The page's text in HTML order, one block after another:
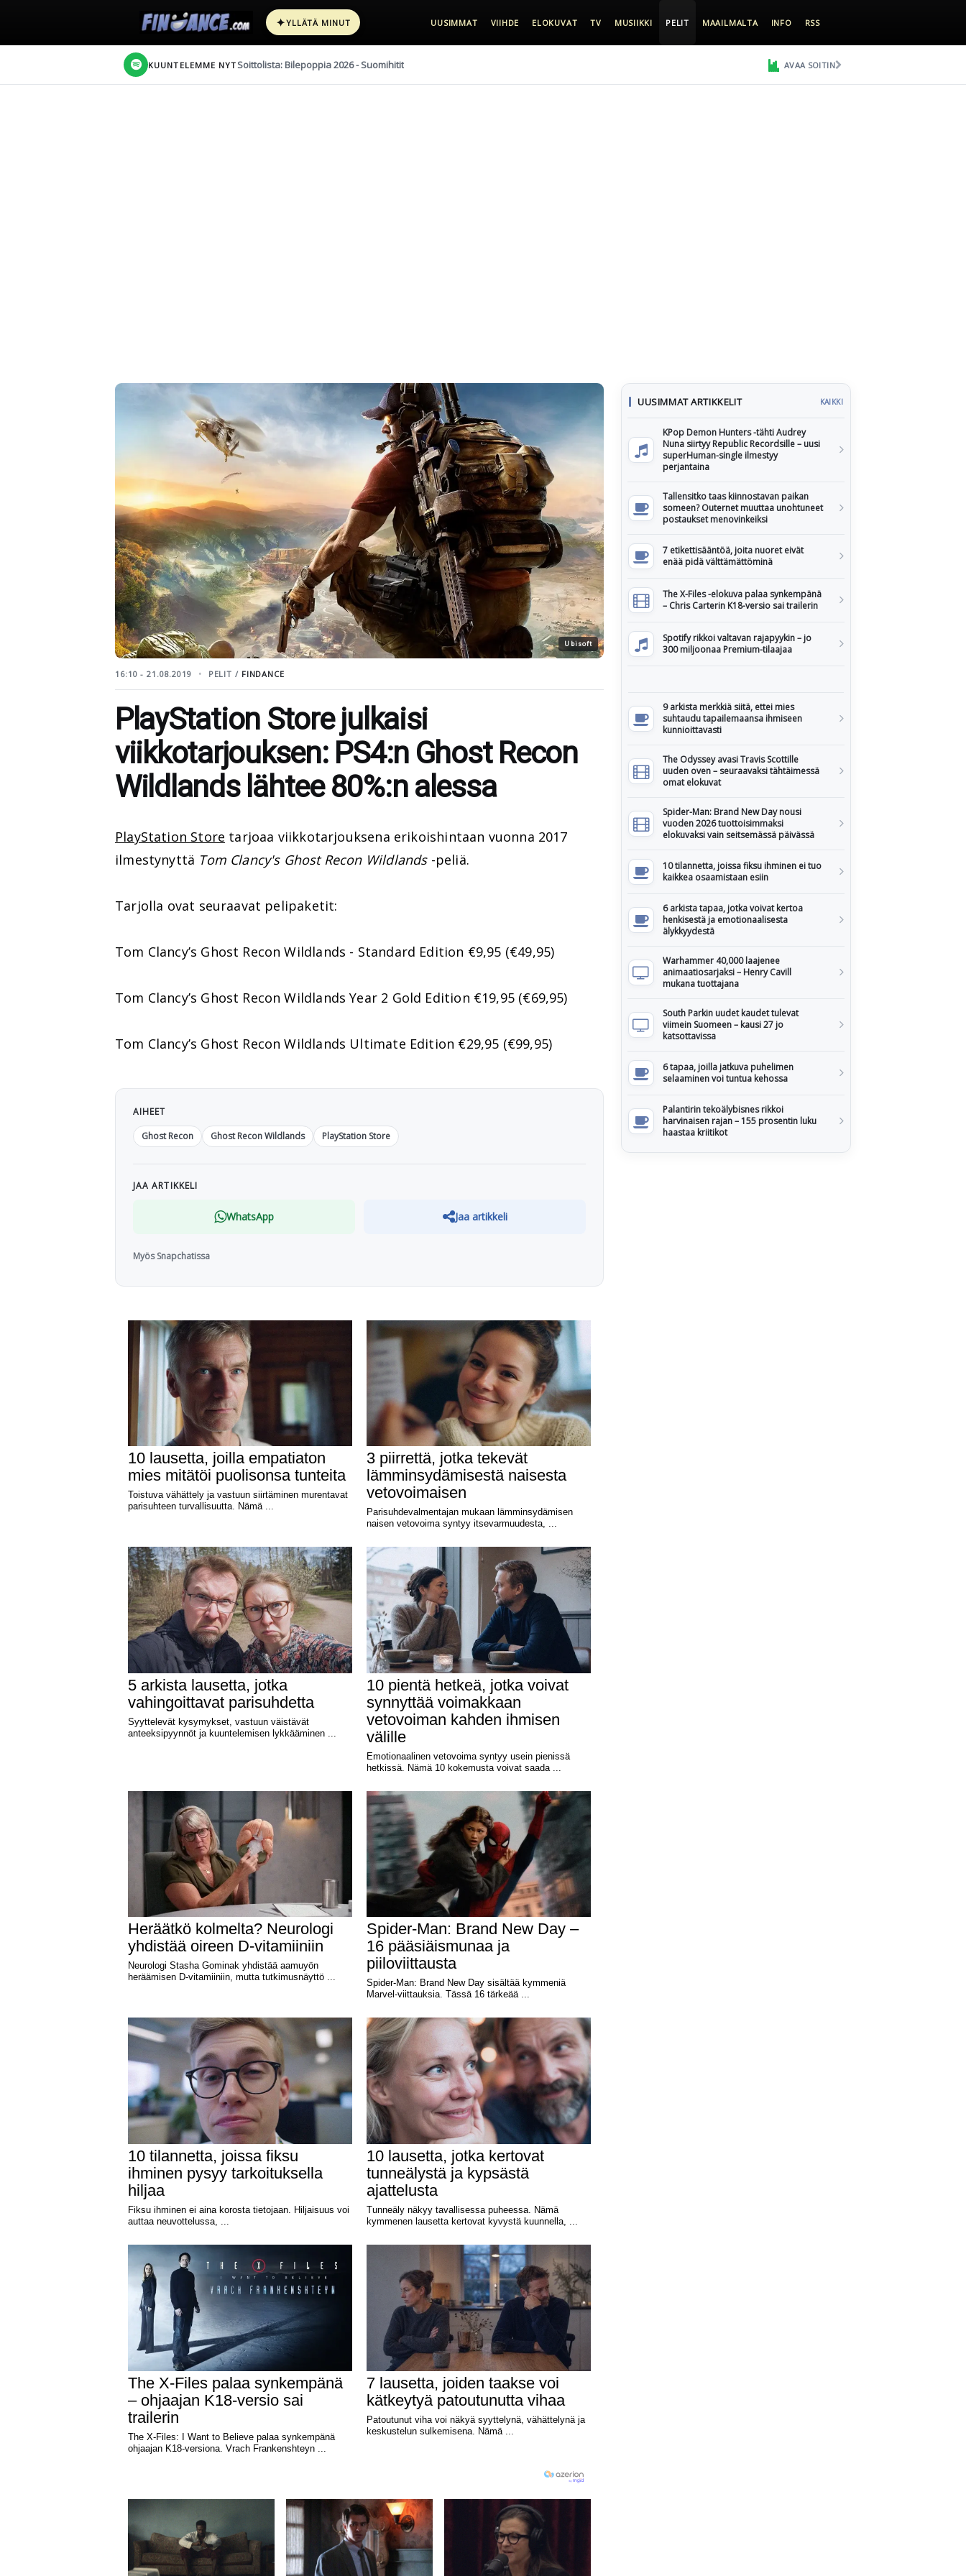
✦YLLÄTÄ MINUT UUSIMMAT VIIHDE ELOKUVAT TV MUSIIKKI PELIT MAAILMALTA INFO RSS
KUUNTELEMME NYT Soittolista: Bilepoppia 2026 - Suomihitit AVAA SOITIN
Ubisoft
16:10 - 21.08.2019 PELIT / FINDANCE
PlayStation Store julkaisi
viikkotarjouksen: PS4:n Ghost Recon
Wildlands lähtee 80%:n alessa
PlayStation Store tarjoaa viikkotarjouksena erikoishintaan vuonna 2017
ilmestynyttä Tom Clancy's Ghost Recon Wildlands-peliä.
Tarjolla ovat seuraavat pelipaketit:
Tom Clancy’s Ghost Recon Wildlands - Standard Edition €9,95 (€49,95)
Tom Clancy’s Ghost Recon Wildlands Year 2 Gold Edition €19,95 (€69,95)
Tom Clancy’s Ghost Recon Wildlands Ultimate Edition €29,95 (€99,95)
AIHEET
Ghost Recon
Ghost Recon Wildlands PlayStation Store
JAA ARTIKKELI
WhatsApp Jaa artikkeli
Myös Snapchatissa
UUSIMMAT ARTIKKELIT KAIKKI
KPop Demon Hunters -tähti Audrey
Nuna siirtyy Republic Recordsille – uusi
superHuman-single ilmestyy
perjantaina
Tallensitko taas kiinnostavan paikan
someen? Outernet muuttaa unohtuneet
postaukset menovinkeiksi
7 etikettisääntöä, joita nuoret eivät
enää pidä välttämättöminä
The X-Files -elokuva palaa synkempänä
– Chris Carterin K18-versio sai trailerin
Spotify rikkoi valtavan rajapyykin – jo
300 miljoonaa Premium-tilaajaa
9 arkista merkkiä siitä, ettei mies
suhtaudu tapailemaansa ihmiseen
kunnioittavasti
The Odyssey avasi Travis Scottille
uuden oven – seuraavaksi tähtäimessä
omat elokuvat
Spider-Man: Brand New Day nousi
vuoden 2026 tuottoisimmaksi
elokuvaksi vain seitsemässä päivässä
10 tilannetta, joissa fiksu ihminen ei tuo
kaikkea osaamistaan esiin
6 arkista tapaa, jotka voivat kertoa
henkisestä ja emotionaalisesta
älykkyydestä
Warhammer 40,000 laajenee
animaatiosarjaksi – Henry Cavill
mukana tuottajana
South Parkin uudet kaudet tulevat
viimein Suomeen – kausi 27 jo
katsottavissa
6 tapaa, joilla jatkuva puhelimen
selaaminen voi tuntua kehossa
Palantirin tekoälybisnes rikkoi
harvinaisen rajan – 155 prosentin luku
haastaa kriitikot